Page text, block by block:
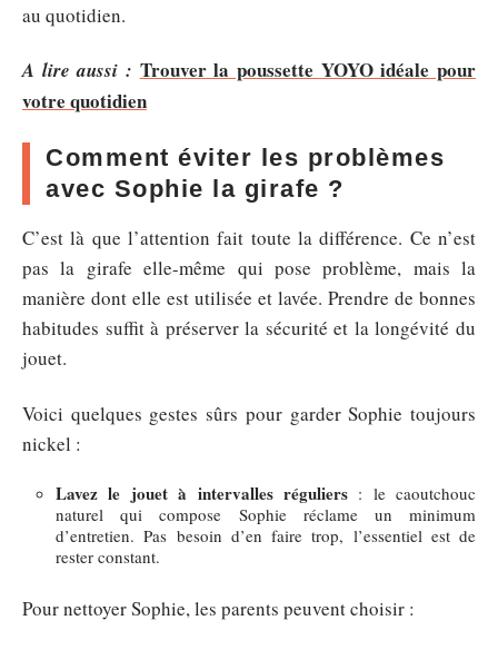
au quotidien.
A lire aussi : Trouver la poussette YOYO idéale pour
votre quotidien
Comment éviter les problèmes
avec Sophie la girafe ?
C’est là que l’attention fait toute la différence. Ce n’est
pas la girafe elle-même qui pose problème, mais la
manière dont elle est utilisée et lavée. Prendre de bonnes
habitudes suffit à préserver la sécurité et la longévité du
jouet.
Voici quelques gestes sûrs pour garder Sophie toujours
nickel :
Lavez le jouet à intervalles réguliers: le caoutchouc
naturel qui compose Sophie réclame un minimum
d’entretien. Pas besoin d’en faire trop, l’essentiel est de
rester constant.
Pour nettoyer Sophie, les parents peuvent choisir :